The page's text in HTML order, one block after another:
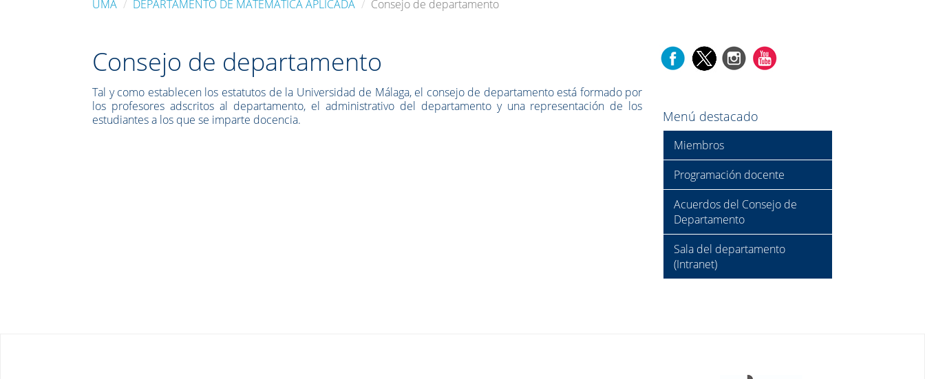
UMA DEPARTAMENTO DE MATEMÁTICA APLICADA Consejo de departamento
Consejo de departamento
Tal y como establecen los estatutos de la Universidad de Málaga, el consejo de departamento está formado por
los profesores adscritos al departamento, el administrativo del departamento y una representación de los
estudiantes a los que se imparte docencia.
Menú destacado
Miembros
Programación docente
Acuerdos del Consejo de
Departamento
Sala del departamento
(Intranet)